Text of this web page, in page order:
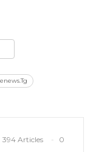
394 Articles 0